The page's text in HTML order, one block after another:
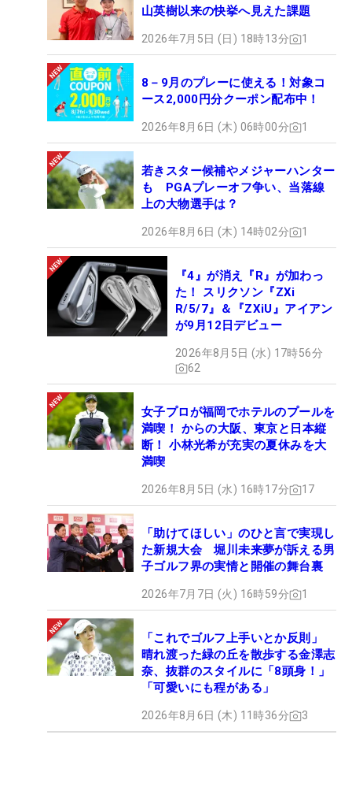
山英樹以来の快挙へ見えた課題
2026年7月5日 (日) 18時13分 1
8－9月のプレーに使える！対象コ
ース2,000円分クーポン配布中！
2026年8月6日 (木) 06時00分 1
若きスター候補やメジャーハンター
も PGAプレーオフ争い、当落線
上の大物選手は？
2026年8月6日 (木) 14時02分 1
『4』が消え『R』が加わっ
た！ スリクソン『ZXi
R/5/7』＆『ZXiU』アイアン
が9月12日デビュー
2026年8月5日 (水) 17時56分
62
女子プロが福岡でホテルのプールを
満喫！ からの大阪、東京と日本縦
断！ 小林光希が充実の夏休みを大
満喫
2026年8月5日 (水) 16時17分 17
「助けてほしい」のひと言で実現し
た新規大会 堀川未来夢が訴える男
子ゴルフ界の実情と開催の舞台裏
2026年7月7日 (火) 16時59分 1
「これでゴルフ上手いとか反則」
晴れ渡った緑の丘を散歩する金澤志
奈、抜群のスタイルに「8頭身！」
「可愛いにも程がある」
2026年8月6日 (木) 11時36分 3